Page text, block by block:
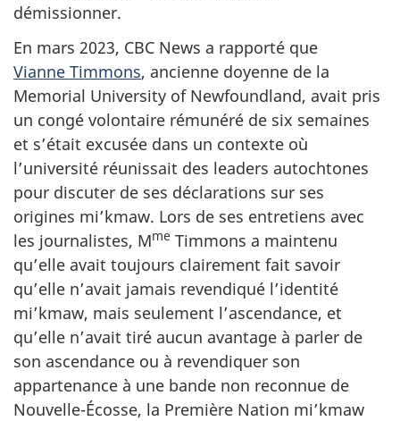
démissionner.
En mars 2023, CBC News a rapporté que
Vianne Timmons, ancienne doyenne de la
Memorial University of Newfoundland, avait pris
un congé volontaire rémunéré de six semaines
et s’était excusée dans un contexte où
l’université réunissait des leaders autochtones
pour discuter de ses déclarations sur ses
origines mi’kmaw. Lors de ses entretiens avec
les journalistes, Mme Timmons a maintenu
qu’elle avait toujours clairement fait savoir
qu’elle n’avait jamais revendiqué l’identité
mi’kmaw, mais seulement l’ascendance, et
qu’elle n’avait tiré aucun avantage à parler de
son ascendance ou à revendiquer son
appartenance à une bande non reconnue de
Nouvelle-Écosse, la Première Nation mi’kmaw